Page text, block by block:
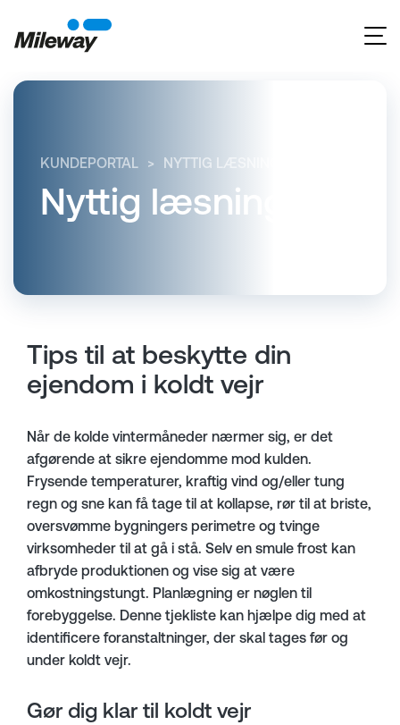
KUNDEPORTAL NYTTIG LÆSNING
Nyttig læsning
Tips til at beskytte din
ejendom i koldt vejr
Når de kolde vintermåneder nærmer sig, er det
afgørende at sikre ejendomme mod kulden.
Frysende temperaturer, kraftig vind og/eller tung
regn og sne kan få tage til at kollapse, rør til at briste,
oversvømme bygningers perimetre og tvinge
virksomheder til at gå i stå. Selv en smule frost kan
afbryde produktionen og vise sig at være
omkostningstungt. Planlægning er nøglen til
forebyggelse. Denne tjekliste kan hjælpe dig med at
identificere foranstaltninger, der skal tages før og
under koldt vejr.
Gør dig klar til koldt vejr